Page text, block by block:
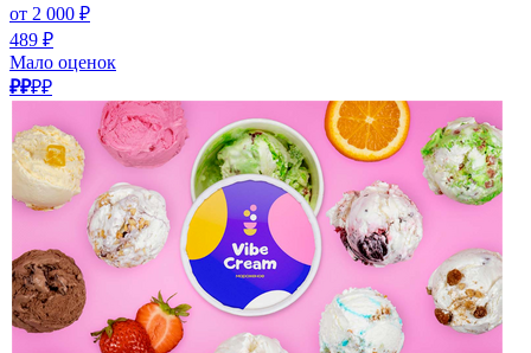
от 2 000 ₽
489 ₽
Мало оценок
₽₽₽₽